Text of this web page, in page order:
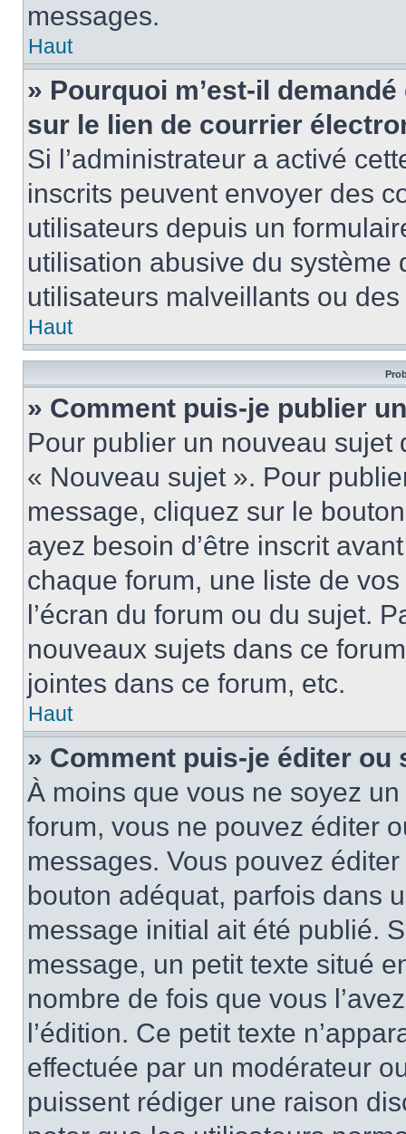
messages.
Haut
» Pourquoi m’est-il
sur le lien de courrier
Si l’administrateur a activé
inscrits peuvent envoyer des
utilisateurs depuis un
utilisation abusive du
utilisateurs malveillants ou
Haut
» Comment puis-je publier
Pour publier un nouveau
« Nouveau sujet ». Pour
message, cliquez sur le
ayez besoin d’être inscrit
chaque forum, une liste de
l’écran du forum ou du sujet.
nouveaux sujets dans ce
jointes dans ce forum, etc.
Haut
» Comment puis-je éditer
À moins que vous ne soyez
forum, vous ne pouvez éditer
messages. Vous pouvez
bouton adéquat, parfois dans
message initial ait été publié.
message, un petit texte situé
nombre de fois que vous
l’édition. Ce petit texte
effectuée par un modérateur
puissent rédiger une raison